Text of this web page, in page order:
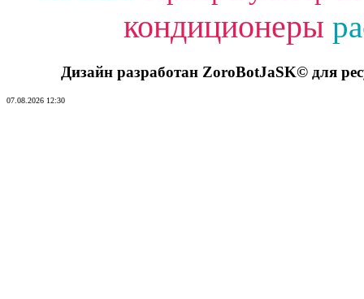
кондиционеры
Дизайн разработан ZoroBotJaSK© для
07.08.2026 12:30